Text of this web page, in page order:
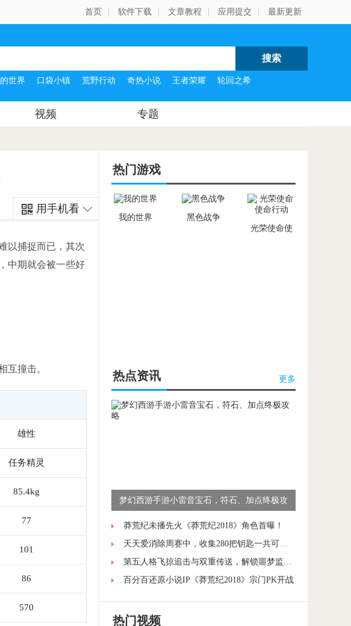
首页 软件下载 文章教程 应用提交 最新更新
世界 口袋小镇 荒野行动 奇热小说 王者荣耀 轮回之希
视频 专题
用手机看
以捕捉而已，其次
中期就会被一些好
互撞击。
雄性
任务精灵
85.4kg
77
101
86
570
热门游戏
我的世界
黑色战争
光荣使命使
热点资讯 更多
梦幻西游手游小雷音宝石，符石、加点终极攻
略
莽荒纪未播先火《莽荒纪2018》角色首曝！
天天爱消除周赛中，收集280把钥匙一共可以获得多少积分?
第五人格飞掠追击与双重传送，解锁噩梦监管者的高阶操作技巧
百分百还原小说IP《莽荒纪2018》宗门PK开战
热门视频